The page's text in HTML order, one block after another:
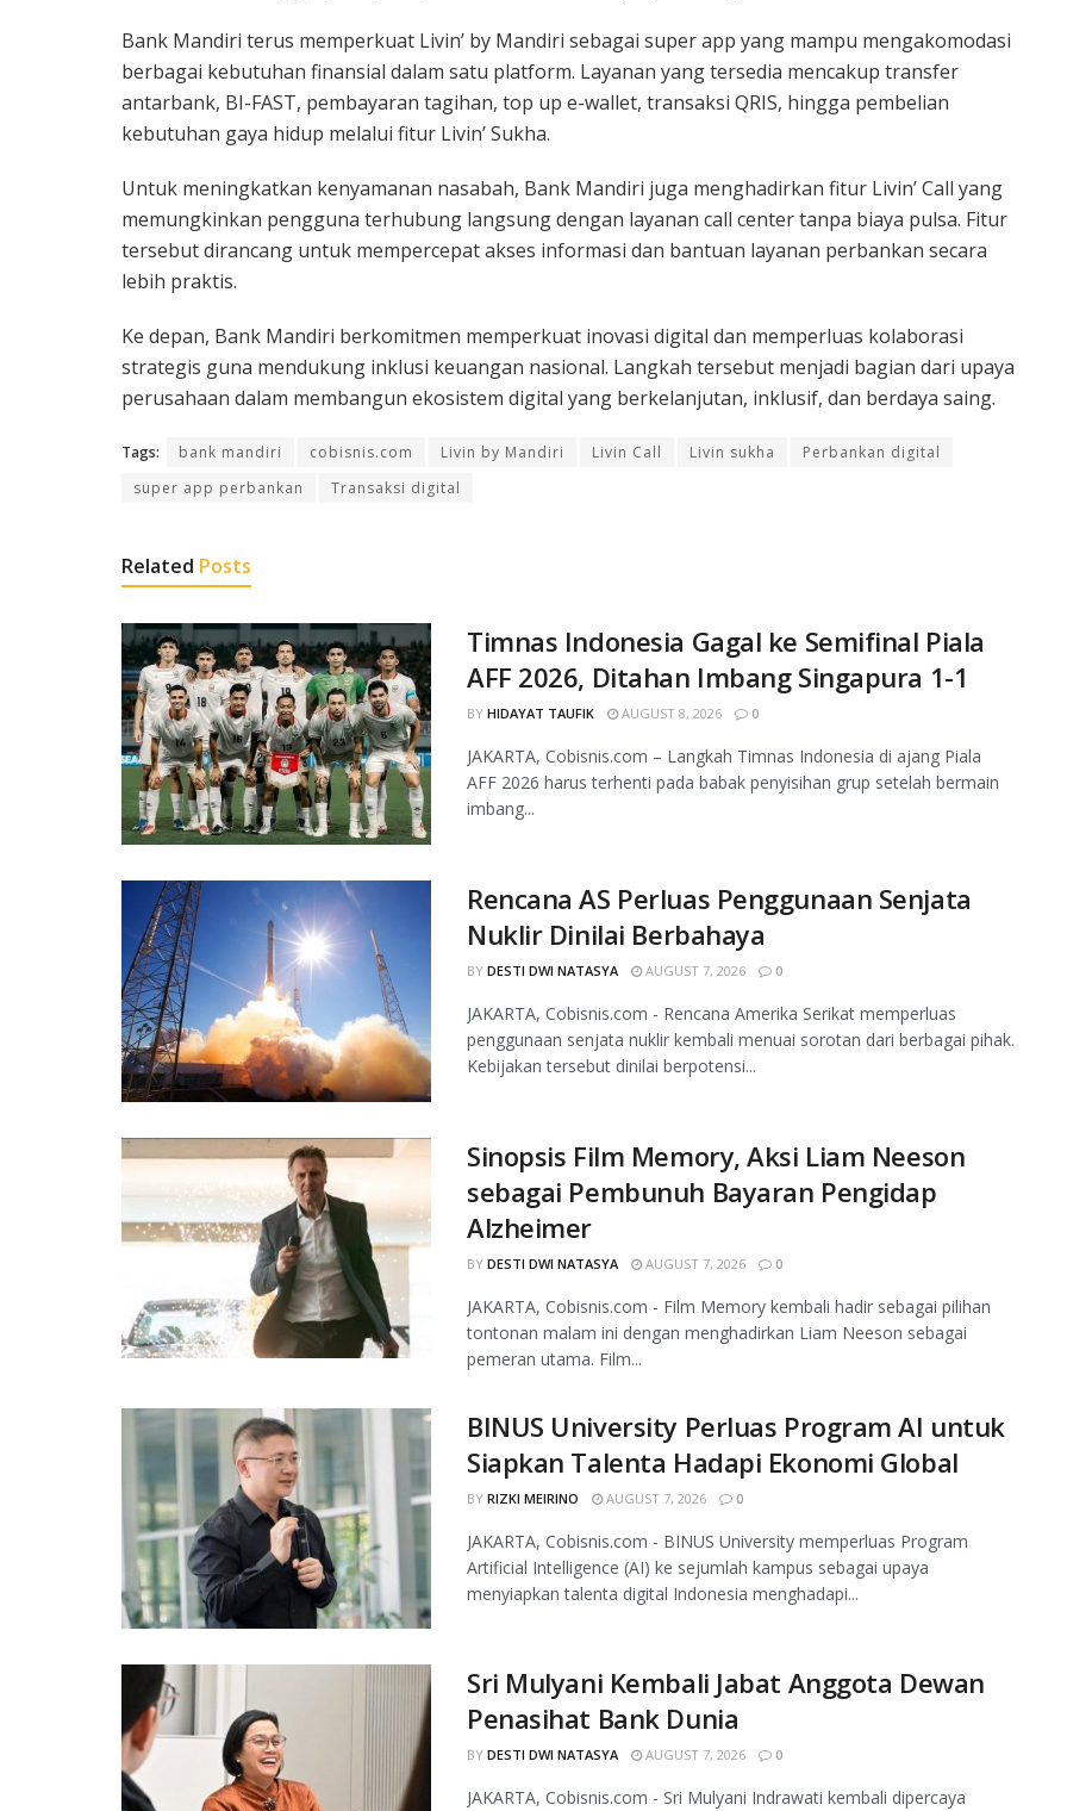
Bank Mandiri terus memperkuat Livin’ by Mandiri sebagai super app yang mampu mengakomodasi
berbagai kebutuhan finansial dalam satu platform. Layanan yang tersedia mencakup transfer
antarbank, BI-FAST, pembayaran tagihan, top up e-wallet, transaksi QRIS, hingga pembelian
kebutuhan gaya hidup melalui fitur Livin’ Sukha.
Untuk meningkatkan kenyamanan nasabah, Bank Mandiri juga menghadirkan fitur Livin’ Call yang
memungkinkan pengguna terhubung langsung dengan layanan call center tanpa biaya pulsa. Fitur
tersebut dirancang untuk mempercepat akses informasi dan bantuan layanan perbankan secara
lebih praktis.
Ke depan, Bank Mandiri berkomitmen memperkuat inovasi digital dan memperluas kolaborasi
strategis guna mendukung inklusi keuangan nasional. Langkah tersebut menjadi bagian dari upaya
perusahaan dalam membangun ekosistem digital yang berkelanjutan, inklusif, dan berdaya saing.
Tags: bank mandiri cobisnis.com Livin by Mandiri Livin Call Livin sukha
Perbankan digital
super app perbankan
Transaksi digital
Related Posts
Timnas Indonesia Gagal ke Semifinal Piala
AFF 2026, Ditahan Imbang Singapura 1-1
BY HIDAYAT TAUFIK AUGUST 8, 2026 0
JAKARTA, Cobisnis.com – Langkah Timnas Indonesia di ajang Piala
AFF 2026 harus terhenti pada babak penyisihan grup setelah bermain
imbang...
Rencana AS Perluas Penggunaan Senjata
Nuklir Dinilai Berbahaya
BY DESTI DWI NATASYA AUGUST 7, 2026 0
JAKARTA, Cobisnis.com - Rencana Amerika Serikat memperluas
penggunaan senjata nuklir kembali menuai sorotan dari berbagai pihak.
Kebijakan tersebut dinilai berpotensi...
Sinopsis Film Memory, Aksi Liam Neeson
sebagai Pembunuh Bayaran Pengidap
Alzheimer
BY DESTI DWI NATASYA AUGUST 7, 2026 0
JAKARTA, Cobisnis.com - Film Memory kembali hadir sebagai pilihan
tontonan malam ini dengan menghadirkan Liam Neeson sebagai
pemeran utama. Film...
BINUS University Perluas Program AI untuk
Siapkan Talenta Hadapi Ekonomi Global
BY RIZKI MEIRINO AUGUST 7, 2026 0
JAKARTA, Cobisnis.com - BINUS University memperluas Program
Artificial Intelligence (AI) ke sejumlah kampus sebagai upaya
menyiapkan talenta digital Indonesia menghadapi...
Sri Mulyani Kembali Jabat Anggota Dewan
Penasihat Bank Dunia
BY DESTI DWI NATASYA AUGUST 7, 2026 0
JAKARTA, Cobisnis.com - Sri Mulyani Indrawati kembali dipercaya